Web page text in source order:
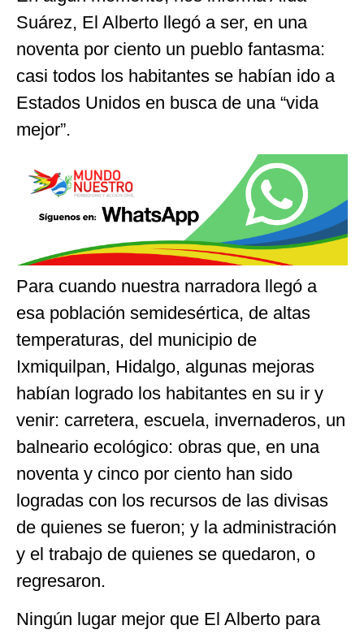
Suárez, El Alberto llegó a ser, en una
noventa por ciento un pueblo fantasma:
casi todos los habitantes se habían ido a
Estados Unidos en busca de una “vida
mejor”.
Para cuando nuestra narradora llegó a
esa población semidesértica, de altas
temperaturas, del municipio de
Ixmiquilpan, Hidalgo, algunas mejoras
habían logrado los habitantes en su ir y
venir: carretera, escuela, invernaderos, un
balneario ecológico: obras que, en una
noventa y cinco por ciento han sido
logradas con los recursos de las divisas
de quienes se fueron; y la administración
y el trabajo de quienes se quedaron, o
regresaron.
Ningún lugar mejor que El Alberto para